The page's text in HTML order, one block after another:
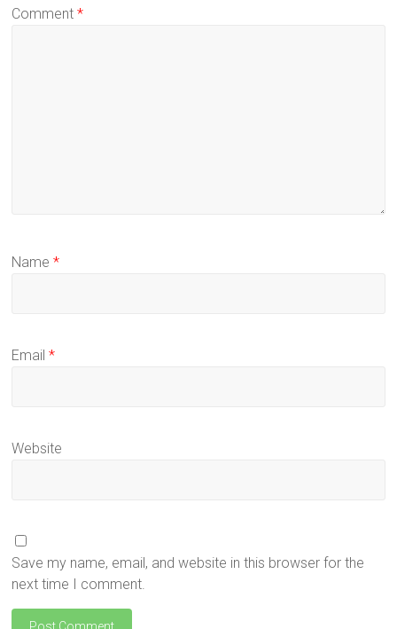
Comment*
Name*
Email*
Website
Save my name, email, and website in this browser for the
next time I comment.